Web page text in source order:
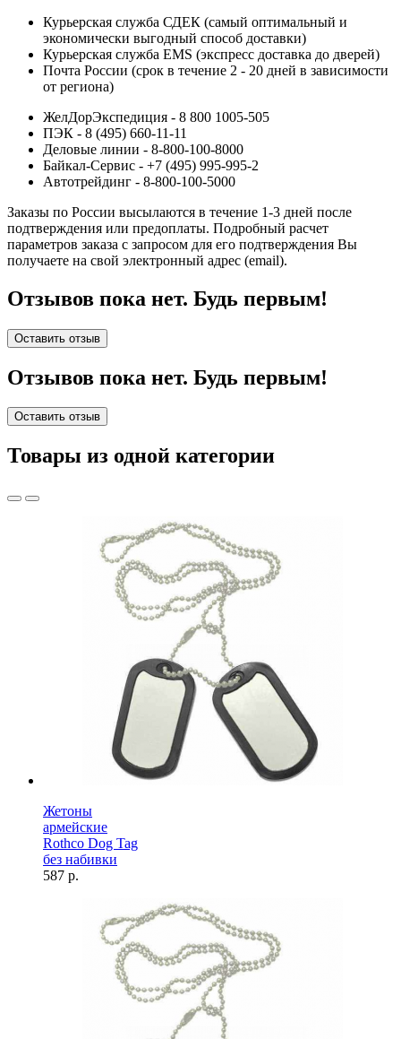
Курьерская служба СДЕК (самый оптимальный и
экономически выгодный способ доставки)
Курьерская служба EMS (экспресс доставка до дверей)
Почта России (срок в течение 2 - 20 дней в зависимости
от региона)
ЖелДорЭкспедиция - 8 800 1005-505
ПЭК - 8 (495) 660-11-11
Деловые линии - 8-800-100-8000
Байкал-Сервис - +7 (495) 995-995-2
Автотрейдинг - 8-800-100-5000
Заказы по России высылаются в течение 1-3 дней после
подтверждения или предоплаты. Подробный расчет
параметров заказа с запросом для его подтверждения Вы
получаете на свой электронный адрес (email).
Отзывов пока нет. Будь первым!
Оставить отзыв
Отзывов пока нет. Будь первым!
Оставить отзыв
Товары из одной категории
Жетоны
армейские
Rothco Dog Tag
без набивки
587 р.